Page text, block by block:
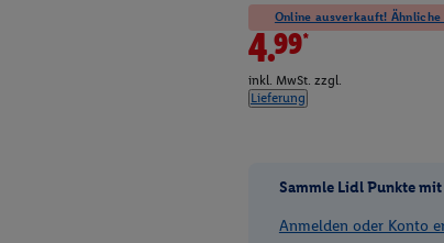
Online ausverkauft!
4.99*
inkl. MwSt. zzgl.
Lieferung
Sammle Lidl Punkte
Anmelden oder Konto